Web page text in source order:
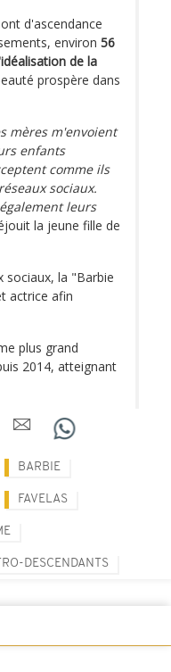
d'ascendance
environ 56
de la
prospère dans
mères m'envoient
enfants
comme ils
sociaux.
leurs
la jeune fille de
sociaux, la "Barbie
actrice afin
plus grand
2014, atteignant
BARBIE
FAVELAS
DESCENDANTS